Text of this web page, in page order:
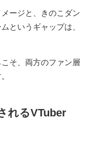
ージと、きのこダン
というギャップは、
そ、両方のファン層
れるVTuber